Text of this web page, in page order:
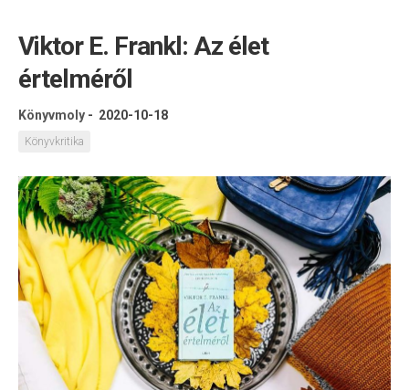
Viktor E. Frankl: Az élet
értelméről
Könyvmoly - 2020-10-18
Könyvkritika